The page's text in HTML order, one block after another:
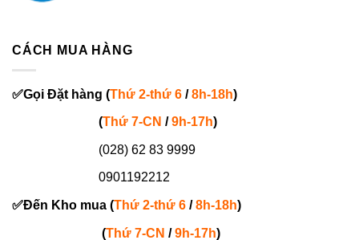
CÁCH MUA HÀNG
✅Gọi Đặt hàng (Thứ 2-thứ 6 /8h-18h)
(Thứ 7-CN /9h-17h)
(028) 62 83 9999
0901192212
✅Đến Kho mua (Thứ 2-thứ 6 /8h-18h)
(Thứ 7-CN /9h-17h)